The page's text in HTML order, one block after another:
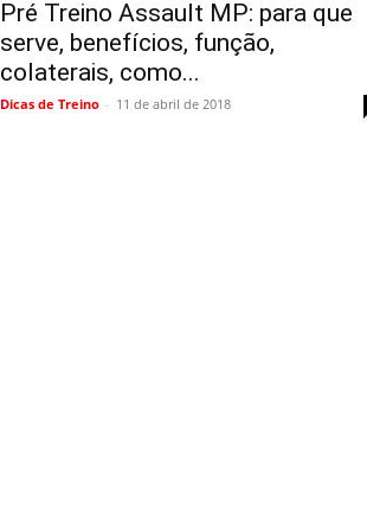
Pré Treino Assault MP: para que
serve, benefícios, função,
colaterais, como...
Dicas de Treino - 11 de abril de 2018